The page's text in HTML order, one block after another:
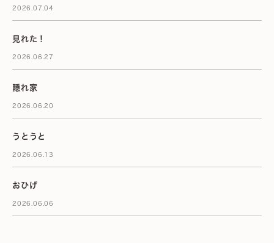
2026.07.04
見れた！
2026.06.27
隠れ家
2026.06.20
うとうと
2026.06.13
おひげ
2026.06.06